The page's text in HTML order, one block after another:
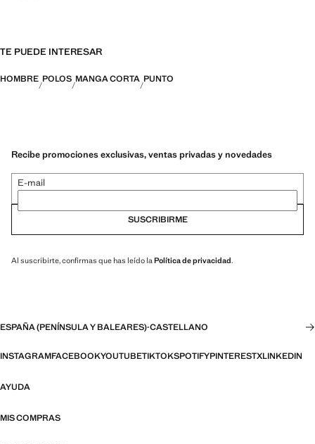
TE PUEDE INTERESAR
HOMBRE POLOS MANGA CORTA PUNTO
Recibe promociones exclusivas, ventas privadas y novedades
E-mail
SUSCRIBIRME
Al suscribirte, confirmas que has leído laPolítica de privacidad.
ESPAÑA (PENÍNSULA Y BALEARES)·CASTELLANO
INSTAGRAMFACEBOOKYOUTUBETIKTOKSPOTIFYPINTERESTXLINKEDIN
AYUDA
MIS COMPRAS